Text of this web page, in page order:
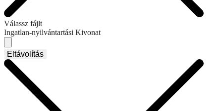
Válassz fájlt
Ingatlan-nyilvántartási Kivonat
Eltávolítás